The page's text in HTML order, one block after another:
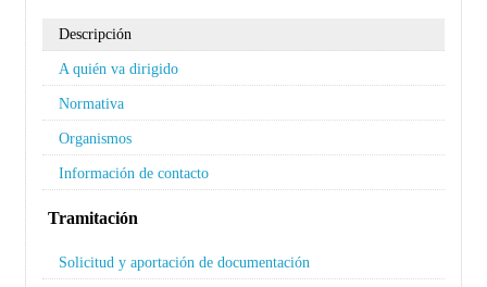
Descripción
A quién va dirigido
Normativa
Organismos
Información de contacto
Tramitación
Solicitud y aportación de documentación